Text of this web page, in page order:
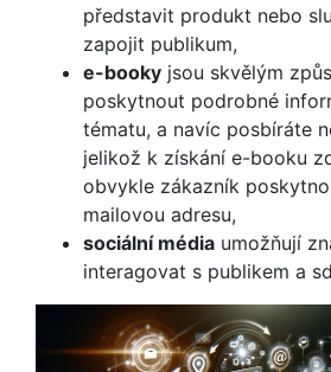
představit produkt nebo
zapojit publikum,
e-booky jsou skvělým
poskytnout podrobné
tématu, a navíc posbíráte
jelikož k získání e-booku
obvykle zákazník
mailovou adresu,
sociální média umožňují
interagovat s publikem a